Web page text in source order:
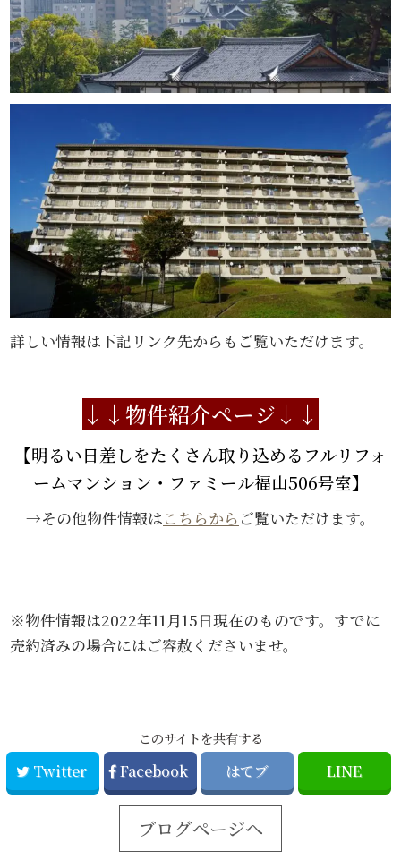
詳しい情報は下記リンク先からもご覧いただけます。
↓↓物件紹介ページ ↓↓
【明るい日差しをたくさん取り込めるフルリフォ
ームマンション・ファミール福山506号室】
→その他物件情報はこちらから ご覧いただけます。
※物件情報は2022年11月15日現在のものです。すでに
売約済みの場合にはご容赦くださいませ。
このサイトを共有する
Twitter Facebook はてブ LINE
ブログページへ